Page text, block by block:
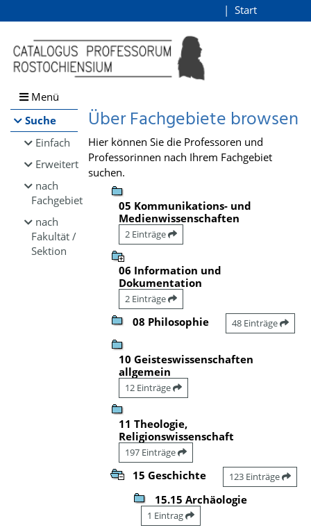
Browsen
direkt zum Inhalt
Start
Menü
Suche
Einfach
Erweitert
nach
Fachgebiet
nach
Fakultät /
Sektion
Über Fachgebiete browsen
Hier können Sie die Professoren und
Professorinnen nach Ihrem Fachgebiet
suchen.
05 Kommunikations- und
Medienwissenschaften
2 Einträge
06 Information und
Dokumentation
2 Einträge
08 Philosophie 48 Einträge
10 Geisteswissenschaften
allgemein
12 Einträge
11 Theologie,
Religionswissenschaft
197 Einträge
15 Geschichte 123 Einträge
15.15 Archäologie
1 Eintrag